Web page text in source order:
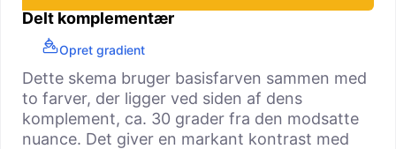
Delt komplementær
Opret gradient
Dette skema bruger basisfarven sammen med
to farver, der ligger ved siden af dens
komplement, ca. 30 grader fra den modsatte
nuance. Det giver en markant kontrast med